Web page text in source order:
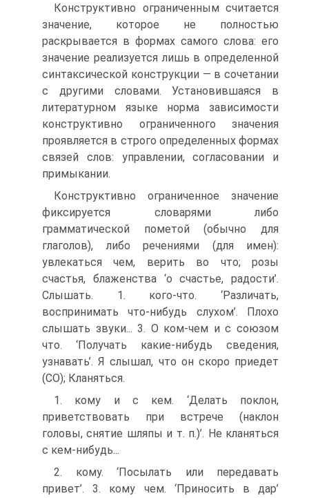
Конструктивно ограниченным считается
значение, которое не полностью
раскрывается в формах самого слова: его
значение реализуется лишь в определенной
синтаксической конструкции — в сочетании
с другими словами. Установившаяся в
литературном языке норма зависимости
конструктивно ограниченного значения
проявляется в строго определенных формах
связей слов: управлении, согласовании и
примыкании.
Конструктивно ограниченное значение
фиксируется словарями либо
грамматической пометой (обычно для
глаголов), либо речениями (для имен):
увлекаться чем, верить во что; розы
счастья, блаженства ‘о счастье, радости’.
Слышать. 1. кого-что. ‘Различать,
воспринимать что-нибудь слухом’. Плохо
слышать звуки... 3. О ком-чем и с союзом
что. ‘Получать какие-нибудь сведения,
узнавать’. Я слышал, что он скоро приедет
(СО); Кланяться.
1. кому и с кем. ‘Делать поклон,
приветствовать при встрече (наклон
головы, снятие шляпы и т. п.)’. Не кланяться
с кем-нибудь...
2. кому. ‘Посылать или передавать
привет’. 3. кому чем. ‘Приносить в дар’